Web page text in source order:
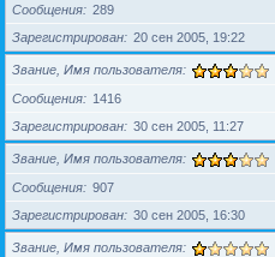
Сообщения
289
Зарегистрирован
20 сен 2005, 19:22
Звание, Имя пользователя
Сообщения
1416
Зарегистрирован
30 сен 2005, 11:27
Звание, Имя пользователя
Сообщения
907
Зарегистрирован
30 сен 2005, 16:30
Звание, Имя пользователя